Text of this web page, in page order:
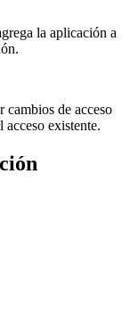
la aplicación a
cambios de acceso
acceso existente.